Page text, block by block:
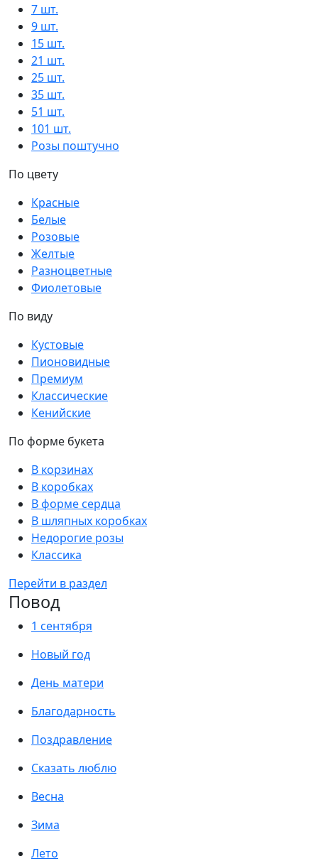
7 шт.
9 шт.
15 шт.
21 шт.
25 шт.
35 шт.
51 шт.
101 шт.
Розы поштучно
По цвету
Красные
Белые
Розовые
Желтые
Разноцветные
Фиолетовые
По виду
Кустовые
Пионовидные
Премиум
Классические
Кенийские
По форме букета
В корзинах
В коробках
В форме сердца
В шляпных коробках
Недорогие розы
Классика
Перейти в раздел
Повод
1 сентября
Новый год
День матери
Благодарность
Поздравление
Сказать люблю
Весна
Зима
Лето